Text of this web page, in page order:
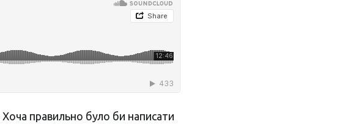
правильно було би написати